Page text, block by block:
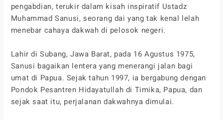
pengabdian, terukir dalam kisah inspiratif Ustadz
Muhammad Sanusi, seorang dai yang tak kenal lelah
menebar cahaya dakwah di pelosok negeri.
Lahir di Subang, Jawa Barat, pada 16 Agustus 1975,
Sanusi bagaikan lentera yang menerangi jalan bagi
umat di Papua. Sejak tahun 1997, ia bergabung dengan
Pondok Pesantren Hidayatullah di Timika, Papua, dan
sejak saat itu, perjalanan dakwahnya dimulai.